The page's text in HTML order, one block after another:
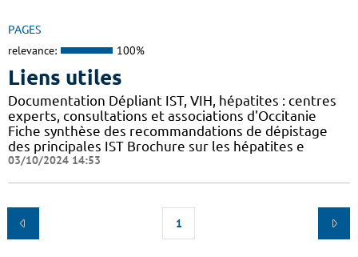
PAGES
relevance: 100%
Liens utiles
Documentation Dépliant IST, VIH, hépatites : centres
experts, consultations et associations d'Occitanie
Fiche synthèse des recommandations de dépistage
des principales IST Brochure sur les hépatites e
03/10/2024 14:53
1